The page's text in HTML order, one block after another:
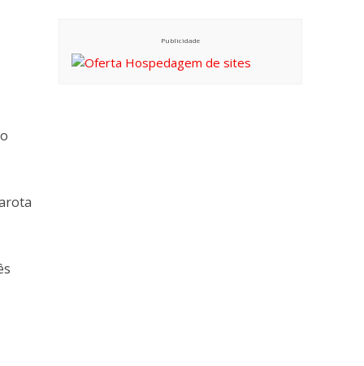
Publicidade